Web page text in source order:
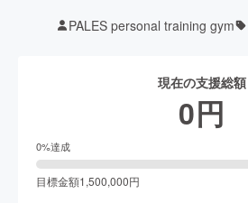
PALES personal training gym
現在の支援総額
0円
0%達成
目標金額1,500,000円